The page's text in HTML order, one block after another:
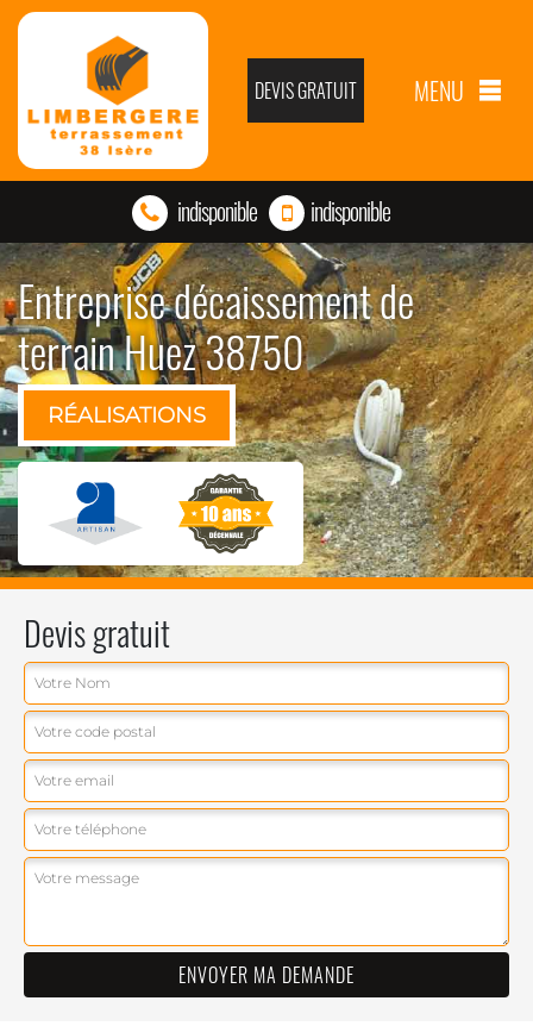
DEVIS GRATUIT MENU
indisponible indisponible
Entreprise décaissement de
terrain Huez 38750
RÉALISATIONS
Devis gratuit